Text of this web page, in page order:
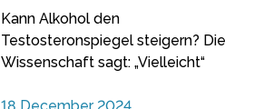
Kann Alkohol den
Testosteronspiegel steigern? Die
Wissenschaft sagt: „Vielleicht“
18 December 2024